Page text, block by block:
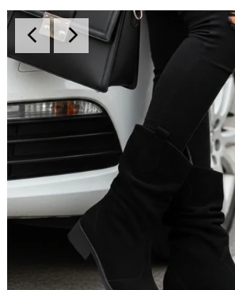
Rieker
Genti
Reduceri
Lenjerii de Pat
Viziere